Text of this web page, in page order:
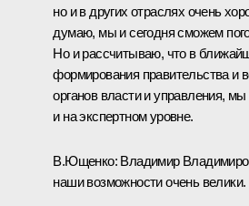
но и в других отраслях очень
думаю, мы и сегодня сможем
Но и рассчитываю, что в
формирования правительства и
органов власти и управления,
и на экспертном уровне.
В.Ющенко: Владимир
наши возможности очень велики.